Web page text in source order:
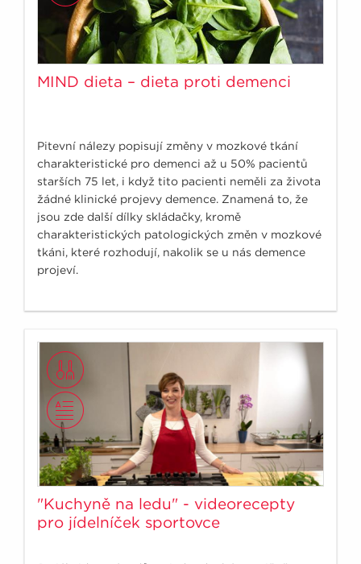
MIND dieta – dieta proti demenci
Pitevní nálezy popisují změny v mozkové tkání
charakteristické pro demenci až u 50% pacientů
starších 75 let, i když tito pacienti neměli za života
žádné klinické projevy demence. Znamená to, že
jsou zde další dílky skládačky, kromě
charakteristických patologických změn v mozkové
tkáni, které rozhodují, nakolik se u nás demence
projeví.
"Kuchyně na ledu" - videorecepty
pro jídelníček sportovce